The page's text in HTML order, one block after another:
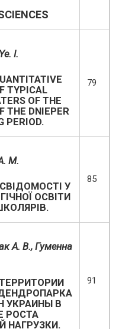
I.
TYPICAL
OF THE
THE DNIEPER
PERIOD.
79
М.
У
ОСВІТИ
85
А. В., Гуменна
УКРАИНЫ В
РОСТА
НАГРУЗКИ.
91